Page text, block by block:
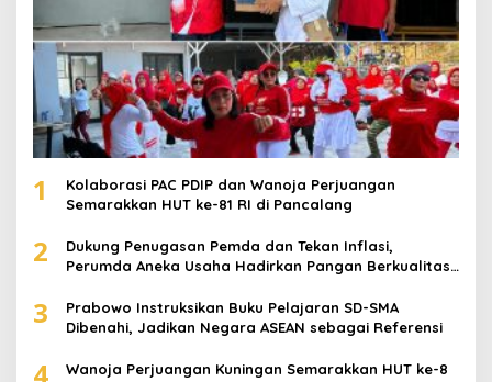
1
Kolaborasi PAC PDIP dan Wanoja Perjuangan
Semarakkan HUT ke-81 RI di Pancalang
2
Dukung Penugasan Pemda dan Tekan Inflasi,
Perumda Aneka Usaha Hadirkan Pangan Berkualitas
3
Prabowo Instruksikan Buku Pelajaran SD-SMA
Dibenahi, Jadikan Negara ASEAN sebagai Referensi
4
Wanoja Perjuangan Kuningan Semarakkan HUT ke-8